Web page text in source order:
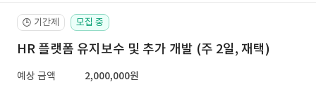
🕒 기간제 모집 중
HR 플랫폼 유지보수 및 추가 개발 (주 2일, 재택)
예상 금액
2,000,000원